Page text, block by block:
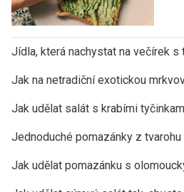
Jídla, která nachystat na večírek s
Jak na netradiční exotickou
Jak udělat salát s krabími
Jednoduché pomazánky z
Jak udělat pomazánku s